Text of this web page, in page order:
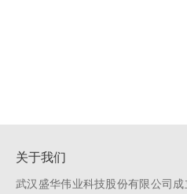
关于我们
武汉盛华伟业科技股份有限公司